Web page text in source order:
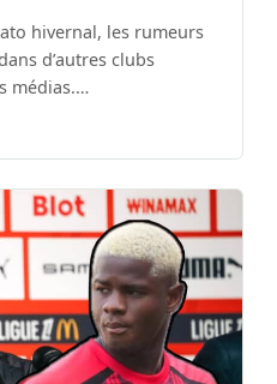
hivernal, les rumeurs
d’autres clubs
médias.…